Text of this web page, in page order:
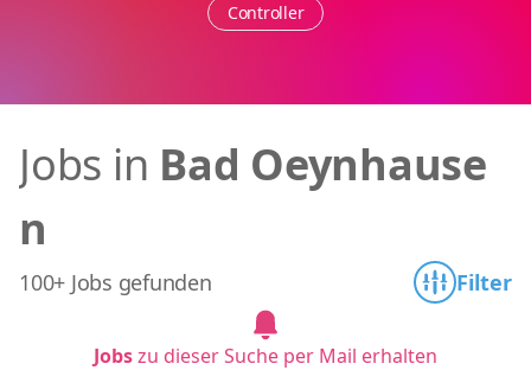
Controller
Jobs in Bad Oeynhause
n
100+ Jobs gefunden Filter
Jobszu dieser Suche per Mail erhalten